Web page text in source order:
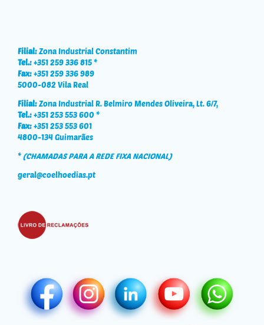
Filial:Zona Industrial Constantim
Tel.:+351 259 336 815 *
Fax:+351 259 336 989
5000-082 Vila Real
Filial:Zona Industrial R. Belmiro Mendes Oliveira, Lt. 6/7,
Tel.:+351 253 553 600 *
Fax:+351 253 553 601
4800-134 Guimarães
*(CHAMADAS PARA A REDE FIXA NACIONAL)
geral@coelhoedias.pt